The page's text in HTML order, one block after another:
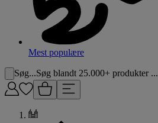
Mest populære
Søg...Søg blandt 25.000+ produkter ...